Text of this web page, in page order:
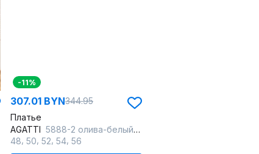
-11%
307.01 BYN344.95
Платье
AGATTI 5888-2 олива-белый_горох
48 50 52 54 56